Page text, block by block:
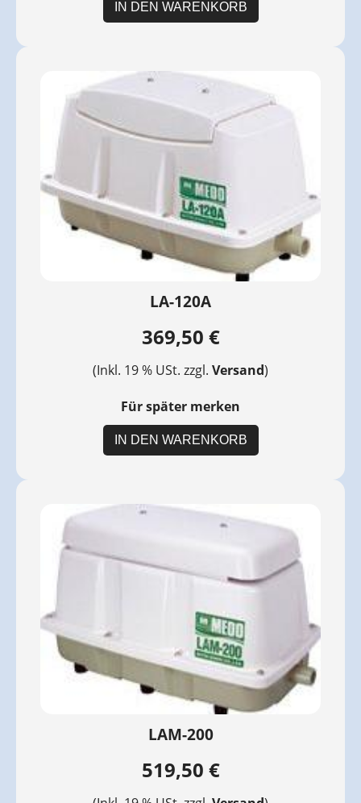
IN DEN WARENKORB
LA-120A
369,50 €
(Inkl. 19 % USt. zzgl. Versand)
Für später merken
IN DEN WARENKORB
LAM-200
519,50 €